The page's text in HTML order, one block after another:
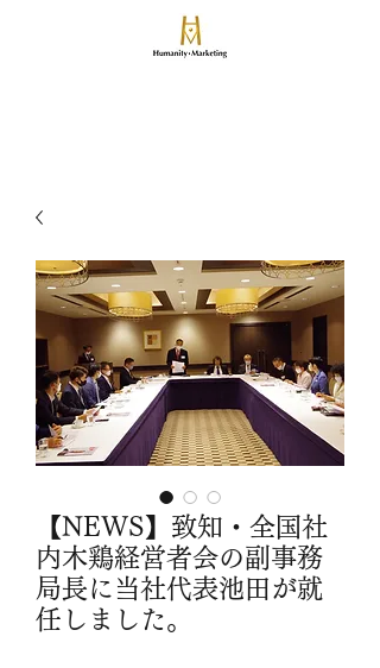
【NEWS】致知・全国社
内木鶏経営者会の副事務
局長に当社代表池田が就
任しました。